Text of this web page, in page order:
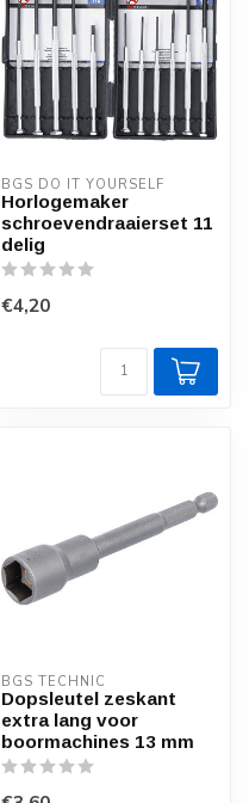
BGS DO IT YOURSELF
Horlogemaker
schroevendraaierset 11
delig
€4,20
BGS TECHNIC
Dopsleutel zeskant
extra lang voor
boormachines 13 mm